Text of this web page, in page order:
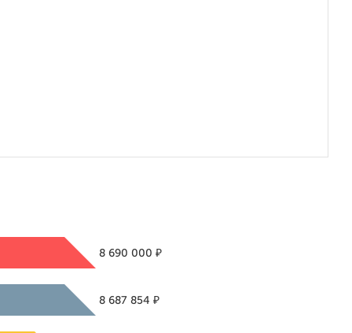
8 690 000₽
8 687 854₽